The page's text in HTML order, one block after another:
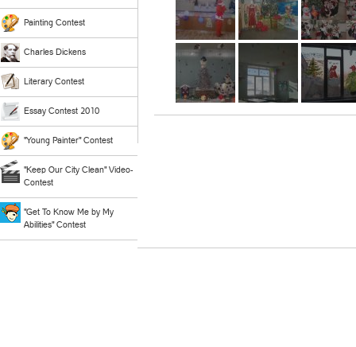
Painting Contest
Charles Dickens
Literary Contest
Essay Contest 2010
"Young Painter" Contest
"Keep Our City Clean" Video-
Contest
"Get To Know Me by My
Abilities" Contest